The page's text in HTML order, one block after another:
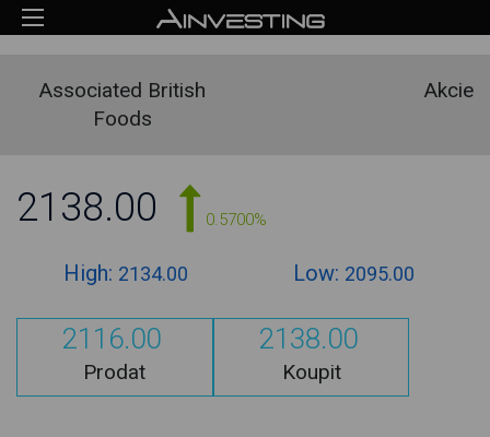
Associated British
Foods
Akcie
2138.00 0.5700%
High: 2134.00 Low: 2095.00
2116.00
Prodat
2138.00
Koupit